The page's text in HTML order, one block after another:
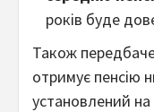
років буде
Також
отримує пенсію
установлений на